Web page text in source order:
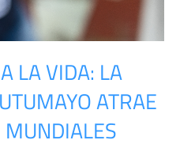
LA VIDA: LA
ATRAE